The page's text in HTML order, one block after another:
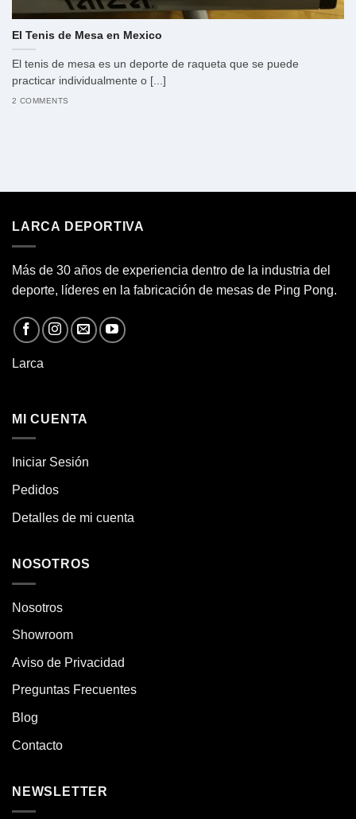
El Tenis de Mesa en Mexico
El tenis de mesa es un deporte de raqueta que se puede
practicar individualmente o [...]
2 COMMENTS
LARCA DEPORTIVA
Más de 30 años de experiencia dentro de la industria del
deporte, líderes en la fabricación de mesas de Ping Pong.
Larca
MI CUENTA
Iniciar Sesión
Pedidos
Detalles de mi cuenta
NOSOTROS
Nosotros
Showroom
Aviso de Privacidad
Preguntas Frecuentes
Blog
Contacto
NEWSLETTER